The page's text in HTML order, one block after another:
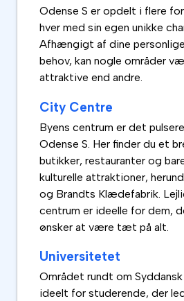
Odense S er opdelt i flere
hver med sin egen unikke
Afhængigt af dine
behov, kan nogle områder
attraktive end andre.
City Centre
Byens centrum er det
Odense S. Her finder du et
butikker, restauranter og
kulturelle attraktioner,
og Brandts Klædefabrik.
centrum er ideelle for dem,
ønsker at være tæt på alt.
Universitetet
Området rundt om
ideelt for studerende, der